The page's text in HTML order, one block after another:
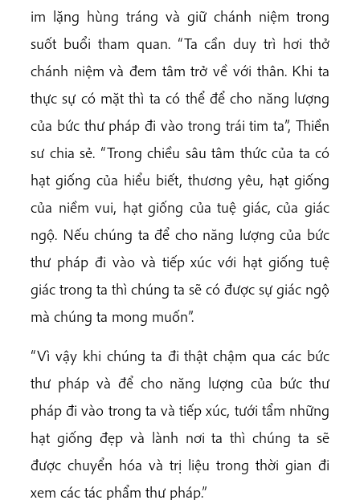
im lặng hùng tráng và giữ chánh niệm trong
suốt buổi tham quan. “Ta cần duy trì hơi thở
chánh niệm và đem tâm trở về với thân. Khi ta
thực sự có mặt thì ta có thể để cho năng lượng
của bức thư pháp đi vào trong trái tim ta”, Thiền
sư chia sẻ. “Trong chiều sâu tâm thức của ta có
hạt giống của hiểu biết, thương yêu, hạt giống
của niềm vui, hạt giống của tuệ giác, của giác
ngộ. Nếu chúng ta để cho năng lượng của bức
thư pháp đi vào và tiếp xúc với hạt giống tuệ
giác trong ta thì chúng ta sẽ có được sự giác ngộ
mà chúng ta mong muốn”.
“Vì vậy khi chúng ta đi thật chậm qua các bức
thư pháp và để cho năng lượng của bức thư
pháp đi vào trong ta và tiếp xúc, tưới tẩm những
hạt giống đẹp và lành nơi ta thì chúng ta sẽ
được chuyển hóa và trị liệu trong thời gian đi
xem các tác phẩm thư pháp.”